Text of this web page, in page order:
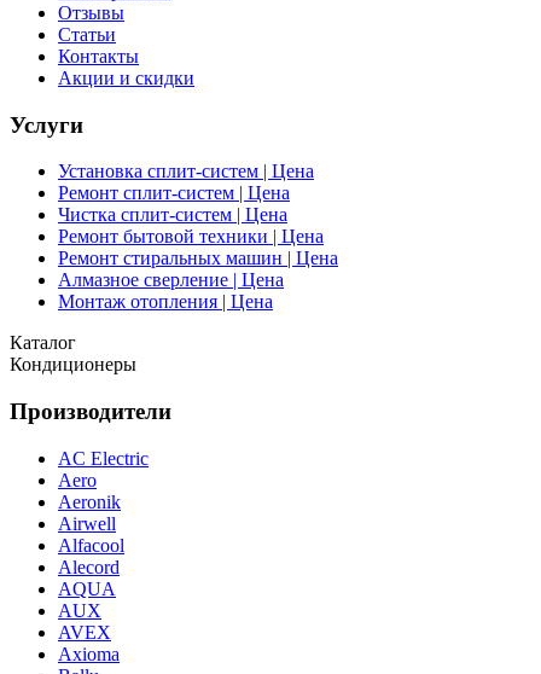
Отзывы
Статьи
Контакты
Акции и скидки
Услуги
Установка сплит-систем | Цена
Ремонт сплит-систем | Цена
Чистка сплит-систем | Цена
Ремонт бытовой техники | Цена
Ремонт стиральных машин | Цена
Алмазное сверление | Цена
Монтаж отопления | Цена
Каталог
Кондиционеры
Производители
AC Electric
Aero
Aeronik
Airwell
Alfacool
Alecord
AQUA
AUX
AVEX
Axioma